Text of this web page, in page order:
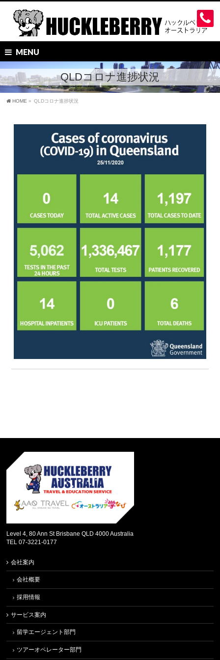
MENU
QLDコロナ進捗状況
HOME » QLDコロナ進捗状況
Level 4, 80 Ann St Brisbane QLD 4000 Australia
TEL 07-3221-0177
会社案内
会社概要
採用情報
サービス案内
留学エージェント部門
ツアーオペレーター部門